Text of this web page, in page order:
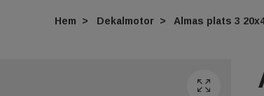
Hem Dekalmotor Almas plats 3